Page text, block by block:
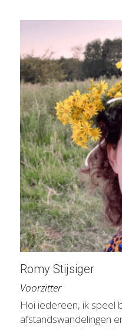
Romy Stijsiger
Voorzitter
Hoi iedereen, ik speel
afstandswandelingen